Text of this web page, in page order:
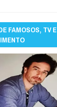
FAMOSOS, TV E